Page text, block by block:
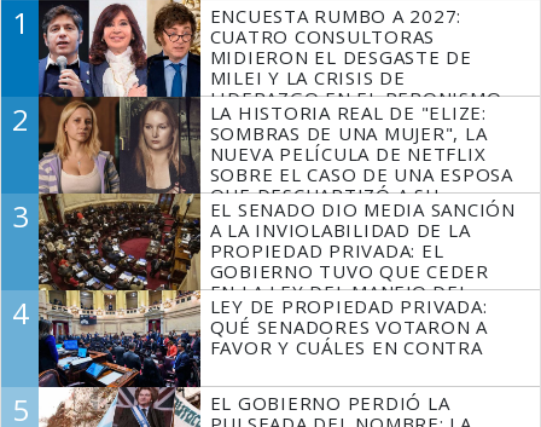
1
ENCUESTA RUMBO A 2027:
CUATRO CONSULTORAS
MIDIERON EL DESGASTE DE
MILEI Y LA CRISIS DE
LIDERAZGO EN EL PERONISMO
2
LA HISTORIA REAL DE "ELIZE:
SOMBRAS DE UNA MUJER", LA
NUEVA PELÍCULA DE NETFLIX
SOBRE EL CASO DE UNA ESPOSA
QUE DESCUARTIZÓ A SU
MARIDO
3
EL SENADO DIO MEDIA SANCIÓN
A LA INVIOLABILIDAD DE LA
PROPIEDAD PRIVADA: EL
GOBIERNO TUVO QUE CEDER
EN LA LEY DEL MANEJO DEL
FUEGO
4
LEY DE PROPIEDAD PRIVADA:
QUÉ SENADORES VOTARON A
FAVOR Y CUÁLES EN CONTRA
5
EL GOBIERNO PERDIÓ LA